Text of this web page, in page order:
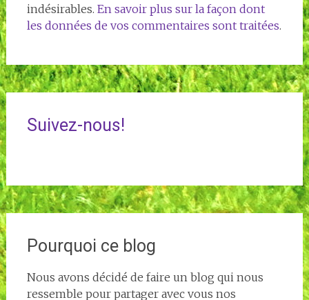
indésirables. En savoir plus sur la façon dont
les données de vos commentaires sont traitées.
Suivez-nous!
Pourquoi ce blog
Nous avons décidé de faire un blog qui nous
ressemble pour partager avec vous nos